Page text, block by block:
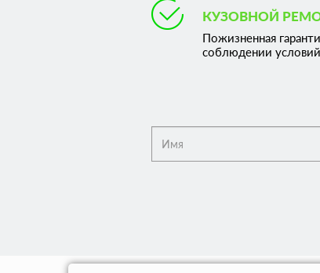
КУЗОВНОЙ
Пожизненная
соблюдении условий